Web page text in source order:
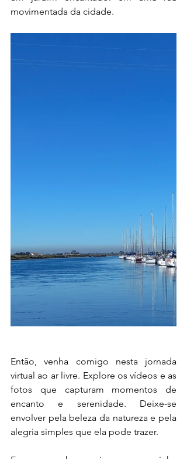
movimentada da cidade.
Então, venha comigo nesta jornada
virtual ao ar livre. Explore os vídeos e as
fotos que capturam momentos de
encanto e serenidade. Deixe-se
envolver pela beleza da natureza e pela
alegria simples que ela pode trazer.